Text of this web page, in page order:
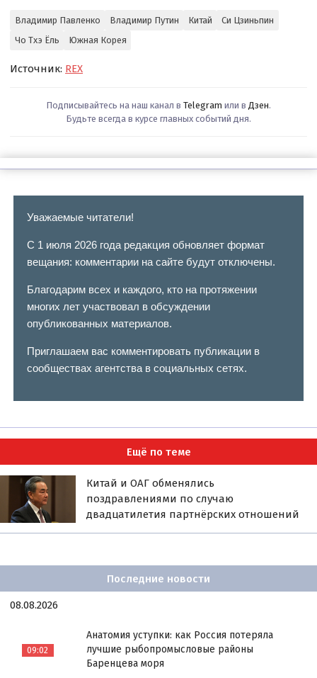
Владимир Павленко Владимир Путин Китай
Си Цзиньпин
Чо Тхэ Ёль
Южная Корея
Источник: REX
Подписывайтесь на наш канал в Telegram или в Дзен.
Будьте всегда в курсе главных событий дня.
Уважаемые читатели!
С 1 июля 2026 года редакция обновляет формат
вещания: комментарии на сайте будут отключены.
Благодарим всех и каждого, кто на протяжении
многих лет участвовал в обсуждении
опубликованных материалов.
Приглашаем вас комментировать публикации в
сообществах агентства в социальных сетях.
Ещё по теме
Китай и ОАГ обменялись
поздравлениями по случаю
двадцатилетия партнёрских отношений
Последние новости
08.08.2026
09:02
Анатомия уступки: как Россия потеряла
лучшие рыбопромысловые районы
Баренцева моря